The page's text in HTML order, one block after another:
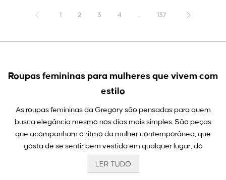
1 2 3 4 ... 137
Roupas femininas para mulheres que vivem com
estilo
As roupas femininas da Gregory são pensadas para quem
busca elegância mesmo nos dias mais simples. São peças
que acompanham o ritmo da mulher contemporânea, que
gosta de se sentir bem vestida em qualquer lugar, do
LER TUDO